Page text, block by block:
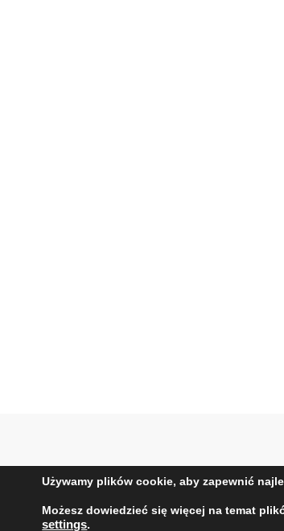
Używamy plików cookie, aby zapewnić
Możesz dowiedzieć się więcej na temat
settings.